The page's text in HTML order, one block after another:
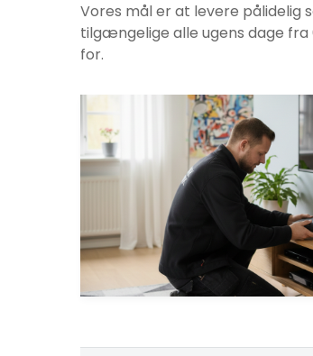
Vores mål er at levere pålidelig
tilgængelige alle ugens dage fra
for.